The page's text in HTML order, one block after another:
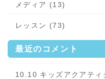
メディア (13)
レッスン (73)
最近のコメント
10.10 キッズアクアティ